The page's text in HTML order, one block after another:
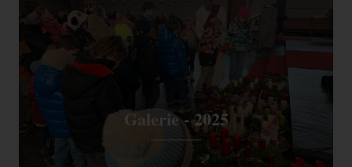
Galerie - 2025
Wird zum Drosseln der
Anfragerate verwendet.
HTML Google
Benutzer zu unterscheiden.
1 Tag
id--
Sessionstatus.
2 Jahre HTML Google
Enthält Informationen zu